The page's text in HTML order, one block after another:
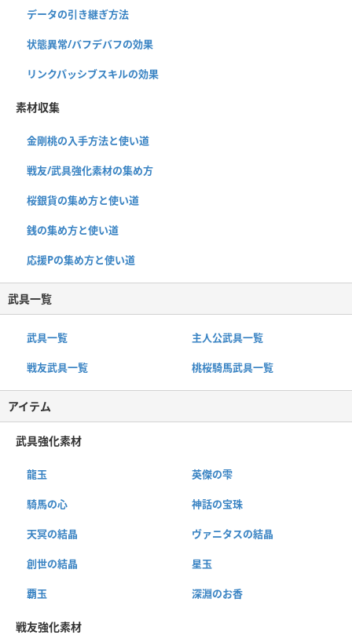
データの引き継ぎ方法
状態異常/バフデバフの効果
リンクパッシブスキルの効果
素材収集
金剛桃の入手方法と使い道
戦友/武具強化素材の集め方
桜銀貨の集め方と使い道
銭の集め方と使い道
応援Pの集め方と使い道
武具一覧
武具一覧 主人公武具一覧
戦友武具一覧 桃桜騎馬武具一覧
アイテム
武具強化素材
龍玉 英傑の雫
騎馬の心 神話の宝珠
天冥の結晶 ヴァニタスの結晶
創世の結晶 星玉
覇玉 深淵のお香
戦友強化素材